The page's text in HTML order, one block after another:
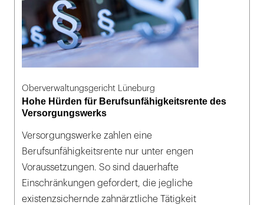
Oberverwaltungsgericht Lüneburg
Hohe Hürden für Berufsunfähigkeitsrente des
Versorgungswerks
Versorgungswerke zahlen eine
Berufsunfähigkeitsrente nur unter engen
Voraussetzungen. So sind dauerhafte
Einschränkungen gefordert, die jegliche
existenzsichernde zahnärztliche Tätigkeit